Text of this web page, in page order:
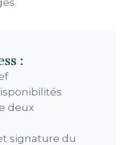
:
deux
signature du